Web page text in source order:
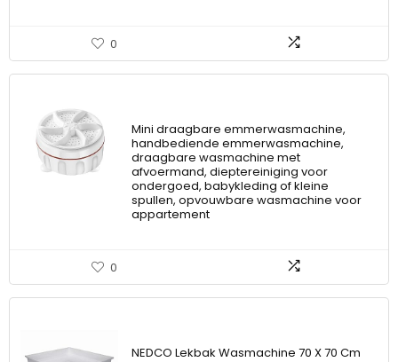
0
Mini draagbare emmerwasmachine,
handbediende emmerwasmachine,
draagbare wasmachine met
afvoermand, dieptereiniging voor
ondergoed, babykleding of kleine
spullen, opvouwbare wasmachine voor
appartement
0
NEDCO Lekbak Wasmachine 70 X 70 Cm